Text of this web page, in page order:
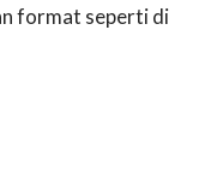
format seperti di